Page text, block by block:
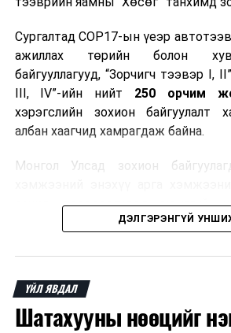
Сургалтад COP17-ын үеэр
ажиллах төрийн болон
байгууллагууд, “Зорчигч тээвэр I,
III, IV”-ийн нийт 250 орчим
хэрэгслийн зохион байгуулалт
албан хаагчид хамрагдаж байна.
Монгол Улсад зохион
зочид, төлөөлөгчдөд аюулгүй,
мэргэжлийн түвшинд тээврийн
зохион байгуулалтын онцлог,
ангилал, үйлчилгээний стандарт,
ДЭЛГЭРЭНГҮЙ
ҮЙЛ ЯВДАЛ
Шатахууны нөөцийг